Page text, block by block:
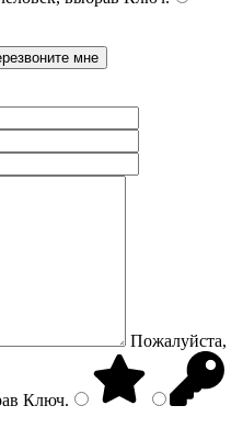
Пожалуйста,
Ключ.